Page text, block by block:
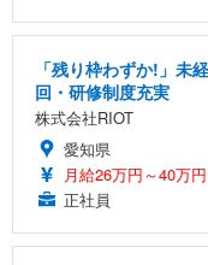
「残り枠わずか!」未
回・研修制度充実
株式会社RIOT
愛知県
月給26万円～40万円
正社員